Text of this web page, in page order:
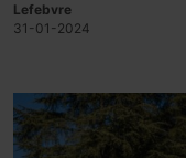
empresarial.
Lefebvre
31-01-2024